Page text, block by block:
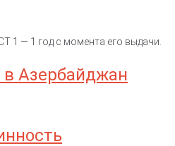
1 — 1 год с момента его выдачи.
Азербайджан